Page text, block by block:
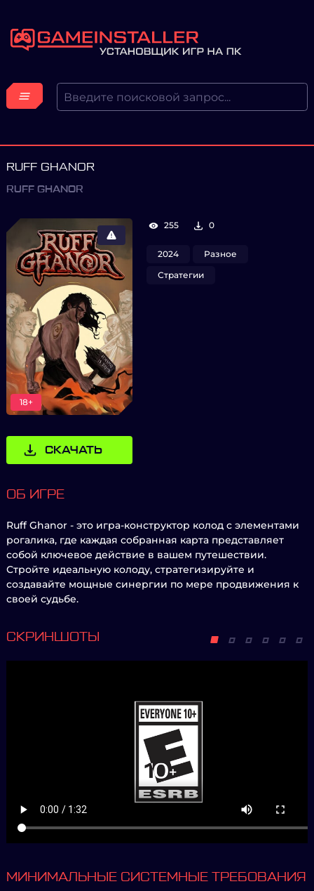
RUFF GHANOR
RUFF GHANOR
18+
СКАЧАТЬ
255 0
2024
Разное
Стратегии
ОБ ИГРЕ
Ruff Ghanor - это игра-конструктор колод с элементами
рогалика, где каждая собранная карта представляет
собой ключевое действие в вашем путешествии.
Стройте идеальную колоду, стратегизируйте и
создавайте мощные синергии по мере продвижения к
своей судьбе.
СКРИНШОТЫ
МИНИМАЛЬНЫЕ СИСТЕМНЫЕ ТРЕБОВАНИЯ